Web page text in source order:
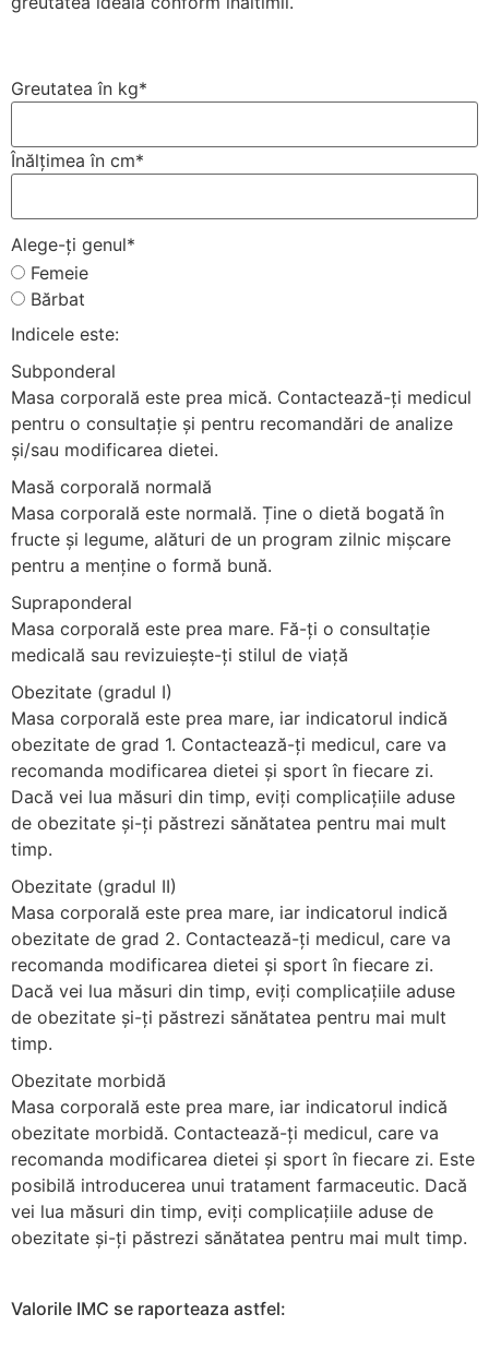
Greutatea în kg*
Înălțimea în cm*
Alege-ți genul*
Femeie
Bărbat
Indicele este:
Subponderal
Masa corporală este prea mică. Contactează-ți medicul
pentru o consultație și pentru recomandări de analize
și/sau modificarea dietei.
Masă corporală normală
Masa corporală este normală. Ține o dietă bogată în
fructe și legume, alături de un program zilnic mișcare
pentru a menține o formă bună.
Supraponderal
Masa corporală este prea mare. Fă-ți o consultație
medicală sau revizuiește-ți stilul de viață
Obezitate (gradul I)
Masa corporală este prea mare, iar indicatorul indică
obezitate de grad 1. Contactează-ți medicul, care va
recomanda modificarea dietei și sport în fiecare zi.
Dacă vei lua măsuri din timp, eviți complicațiile aduse
de obezitate și-ți păstrezi sănătatea pentru mai mult
timp.
Obezitate (gradul II)
Masa corporală este prea mare, iar indicatorul indică
obezitate de grad 2. Contactează-ți medicul, care va
recomanda modificarea dietei și sport în fiecare zi.
Dacă vei lua măsuri din timp, eviți complicațiile aduse
de obezitate și-ți păstrezi sănătatea pentru mai mult
timp.
Obezitate morbidă
Masa corporală este prea mare, iar indicatorul indică
obezitate morbidă. Contactează-ți medicul, care va
recomanda modificarea dietei și sport în fiecare zi. Este
posibilă introducerea unui tratament farmaceutic. Dacă
vei lua măsuri din timp, eviți complicațiile aduse de
obezitate și-ți păstrezi sănătatea pentru mai mult timp.
Valorile IMC se raporteaza astfel: